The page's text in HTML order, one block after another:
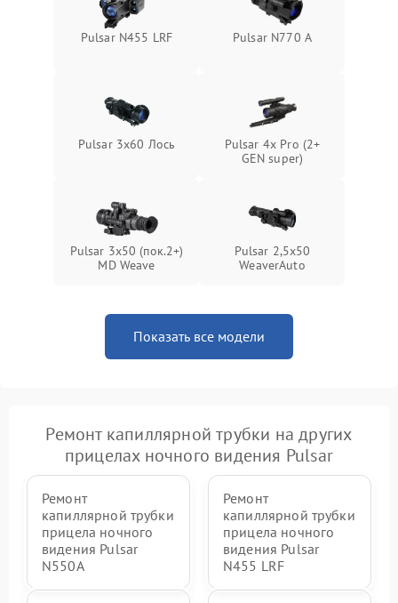
Поломка системы защиты
от замыкания
Подробнее →
Pulsar N455 LRF Pulsar N770 А
Pulsar 3x60 Лось
Pulsar 4x Pro (2+
GEN super)
Pulsar 3x50 (пок.2+)
MD Weave
Pulsar 2,5x50
WeaverAuto
Показать все модели
Ремонт капиллярной трубки на других
прицелах ночного видения Pulsar
Ремонт
капиллярной трубки
прицела ночного
видения Pulsar
N550A
Ремонт
капиллярной трубки
прицела ночного
видения Pulsar
N455 LRF